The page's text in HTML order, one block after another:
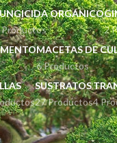
ORGÁNICO
2
MACETAS DE
6 Productos
SUSTRATOS
27 Productos4